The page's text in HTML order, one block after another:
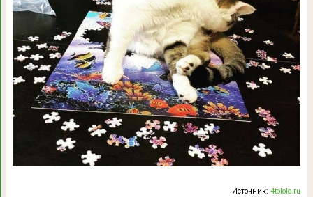
Источник:4tololo.ru